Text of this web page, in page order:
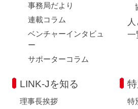
事務局だより
連載コラム
ベンチャーインタビュ
ー
サポーターコラム
一
LINK-Jを知る
理事長挨拶
特